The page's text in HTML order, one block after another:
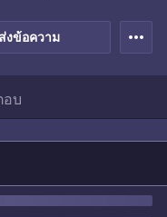
ส่งข้อความ more_horiz
อบ